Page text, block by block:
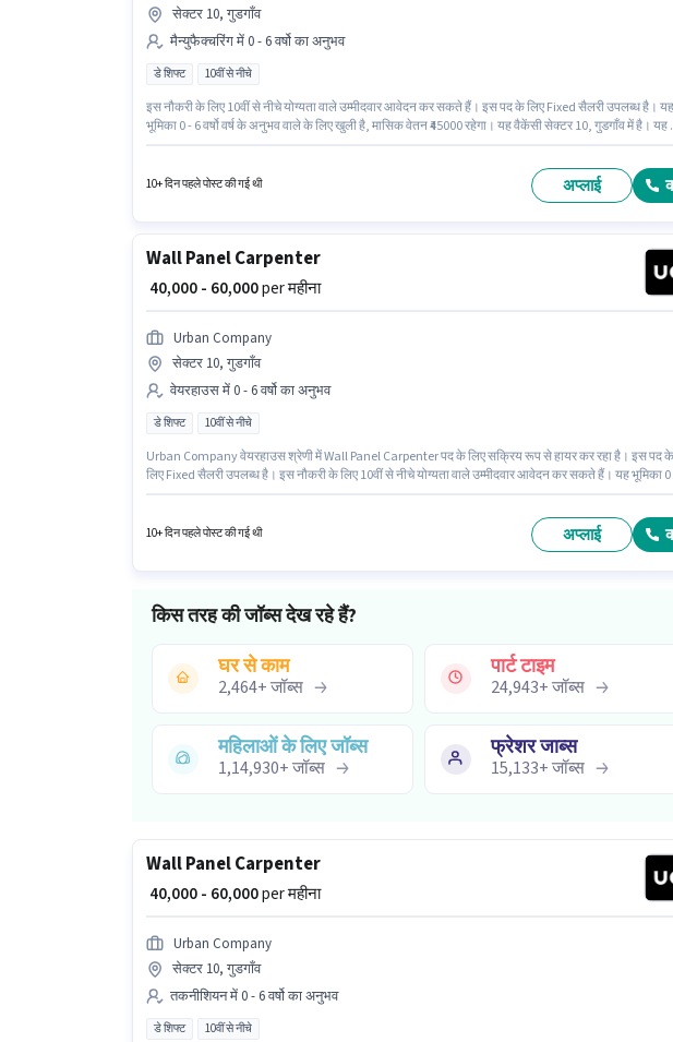
सेक्टर 10, गुडगाँव
मैन्युफैक्चरिंग में 0 - 6 वर्षो का अनुभव
डे शिफ्ट 10वीं से नीचे
इस नौकरी के लिए 10वीं से नीचे योग्यता वाले उम्मीदवार आवेदन कर सकते हैं। इस पद के लिए Fixed सैलरी उपलब्ध है। यह
भूमिका 0 - 6 वर्षो वर्ष के अनुभव वाले के लिए खुली है, मासिक वेतन ₹45000 रहेगा। यह वैकेंसी सेक्टर 10, गुडगाँव में है। यह
10+ दिन पहले पोस्ट की गई थी अप्लाई
Wall Panel Carpenter
₹ 40,000 - 60,000per महीना
Urban Company
सेक्टर 10, गुडगाँव
वेयरहाउस में 0 - 6 वर्षो का अनुभव
डे शिफ्ट 10वीं से नीचे
Urban Company वेयरहाउस श्रेणी में Wall Panel Carpenter पद के लिए सक्रिय रूप से हायर कर रहा है। इस पद के
लिए Fixed सैलरी उपलब्ध है। इस नौकरी के लिए 10वीं से नीचे योग्यता वाले उम्मीदवार आवेदन कर सकते हैं। यह भूमिका 0
10+ दिन पहले पोस्ट की गई थी अप्लाई
किस तरह की जॉब्स देख रहे हैं?
घर से काम
2,464+जॉब्स
पार्ट टाइम
24,943+जॉब्स
महिलाओं के लिए जॉब्स
1,14,930+जॉब्स
फ्रेशर जाब्स
15,133+जॉब्स
Wall Panel Carpenter
₹ 40,000 - 60,000per महीना
Urban Company
सेक्टर 10, गुडगाँव
तकनीशियन में 0 - 6 वर्षो का अनुभव
डे शिफ्ट 10वीं से नीचे